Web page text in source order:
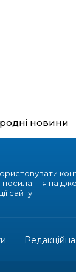
новини
посилання на
сайту.